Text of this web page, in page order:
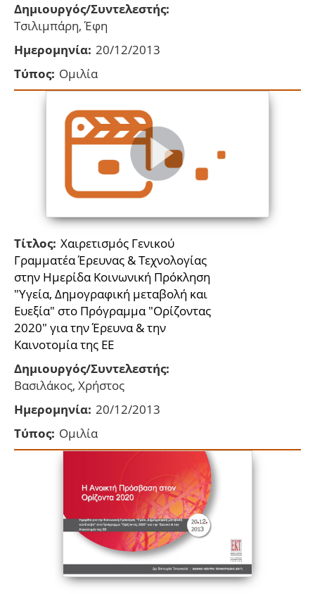
Δημιουργός/Συντελεστής:
Τσιλιμπάρη, Έφη
Ημερομηνία: 20/12/2013
Τύπος: Ομιλία
Τίτλος: Χαιρετισμός Γενικού
Γραμματέα Έρευνας & Τεχνολογίας
στην Ημερίδα Κοινωνική Πρόκληση
"Υγεία, Δημογραφική μεταβολή και
Ευεξία" στο Πρόγραμμα "Oρίζοντας
2020" για την Έρευνα & την
Καινοτομία της ΕΕ
Δημιουργός/Συντελεστής:
Βασιλάκος, Χρήστος
Ημερομηνία: 20/12/2013
Τύπος: Ομιλία